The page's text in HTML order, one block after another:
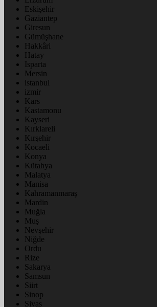
Eskişehir
Gaziantep
Giresun
Gümüşhane
Hakkâri
Hatay
Isparta
Mersin
istanbul
izmir
Kars
Kastamonu
Kayseri
Kırklareli
Kırşehir
Kocaeli
Konya
Kütahya
Malatya
Manisa
Kahramanmaraş
Mardin
Muğla
Muş
Nevşehir
Niğde
Ordu
Rize
Sakarya
Samsun
Siirt
Sinop
Sivas